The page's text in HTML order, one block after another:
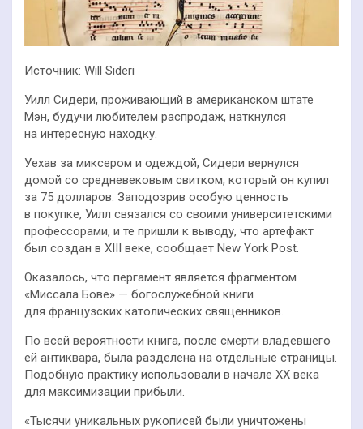
Источник: Will Sideri
Уилл Сидери, проживающий в американском штате
Мэн, будучи любителем распродаж, наткнулся
на интересную находку.
Уехав за миксером и одеждой, Сидери вернулся
домой со средневековым свитком, который он купил
за 75 долларов. Заподозрив особую ценность
в покупке, Уилл связался со своими университетскими
профессорами, и те пришли к выводу, что артефакт
был создан в XIII веке, сообщает New York Post.
Оказалось, что пергамент является фрагментом
«Миссала Бове» — богослужебной книги
для французских католических священников.
По всей вероятности книга, после смерти владевшего
ей антиквара, была разделена на отдельные страницы.
Подобную практику использовали в начале XX века
для максимизации прибыли.
«Тысячи уникальных рукописей были уничтожены